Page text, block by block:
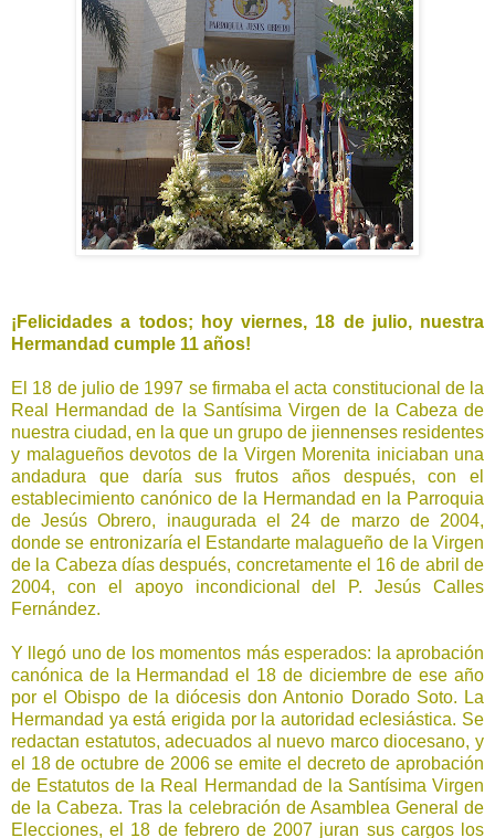
¡Felicidades a todos; hoy viernes, 18 de julio, nuestra
Hermandad cumple 11 años!
El 18 de julio de 1997 se firmaba el acta constitucional de la
Real Hermandad de la Santísima Virgen de la Cabeza de
nuestra ciudad, en la que un grupo de jiennenses residentes
y malagueños devotos de la Virgen Morenita iniciaban una
andadura que daría sus frutos años después, con el
establecimiento canónico de la Hermandad en la Parroquia
de Jesús Obrero, inaugurada el 24 de marzo de 2004,
donde se entronizaría el Estandarte malagueño de la Virgen
de la Cabeza días después, concretamente el 16 de abril de
2004, con el apoyo incondicional del P. Jesús Calles
Fernández.
Y llegó uno de los momentos más esperados: la aprobación
canónica de la Hermandad el 18 de diciembre de ese año
por el Obispo de la diócesis don Antonio Dorado Soto. La
Hermandad ya está erigida por la autoridad eclesiástica. Se
redactan estatutos, adecuados al nuevo marco diocesano, y
el 18 de octubre de 2006 se emite el decreto de aprobación
de Estatutos de la Real Hermandad de la Santísima Virgen
de la Cabeza. Tras la celebración de Asamblea General de
Elecciones, el 18 de febrero de 2007 juran sus cargos los